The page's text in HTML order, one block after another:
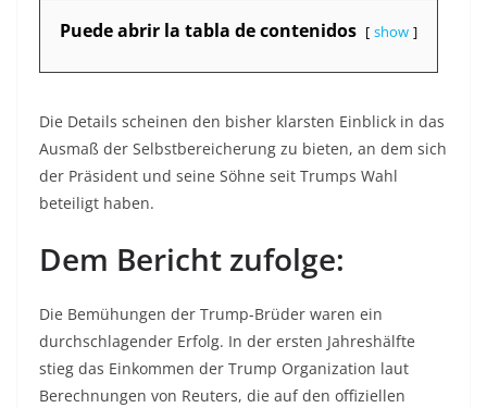
Puede abrir la tabla de contenidos show
Die Details scheinen den bisher klarsten Einblick in das
Ausmaß der Selbstbereicherung zu bieten, an dem sich
der Präsident und seine Söhne seit Trumps Wahl
beteiligt haben.
Dem Bericht zufolge:
Die Bemühungen der Trump-Brüder waren ein
durchschlagender Erfolg. In der ersten Jahreshälfte
stieg das Einkommen der Trump Organization laut
Berechnungen von Reuters, die auf den offiziellen